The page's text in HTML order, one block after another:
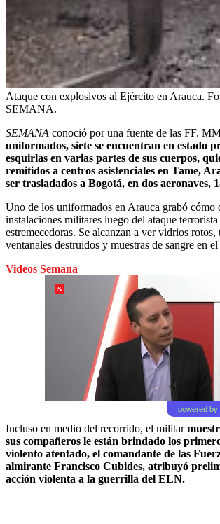
Ataque con explosivos al Ejército en Arauca.
SEMANA.
SEMANA conoció por una fuente de las FF.
uniformados, siete se encuentran en estado
esquirlas en varias partes de sus cuerpos,
remitidos a centros asistenciales en Tame,
ser trasladados a Bogotá, en dos aeronaves,
Uno de los uniformados en Arauca grabó cómo
instalaciones militares luego del ataque
estremecedoras. Se alcanzan a ver vidrios rotos,
ventanales destruidos y muestras de sangre en
Videos Semana
powered by
Incluso en medio del recorrido, el militar
sus compañeros le están brindado los
violento atentado, el comandante de las
almirante Francisco Cubides, atribuyó
acción violenta a la guerrilla del ELN.